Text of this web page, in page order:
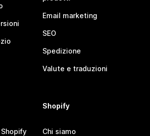
Email marketing
SEO
Spedizione
Valute e traduzioni
Shopify
Chi siamo